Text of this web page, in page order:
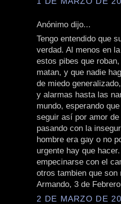
Anónimo dijo...
Tengo entendido que
verdad. Al menos en
estos pibes que
matan, y que nadie
de miedo
y alarmas hasta las
mundo, esperando
seguir así por amor
pasando con la
hombre era gay o no
urgente hay que
empecinarse con el
otros tambien que son
Armando, 3 de
2 DE MARZO DE